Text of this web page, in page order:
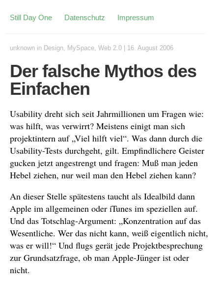
Still Day One Datenschutz Impressum
unknown in Design, MySpace, Web 2.0 16. August 2006
Der falsche Mythos des
Einfachen
Usability dreht sich seit Jahrmillionen um Fragen wie:
was hilft, was verwirrt? Meistens einigt man sich
projektintern auf „Viel hilft viel“. Was dann durch die
Usability-Tests durchgeht, gilt. Empfindlichere Geister
gucken jetzt angestrengt und fragen: Muß man jeden
Hebel ziehen, nur weil man den Hebel ziehen kann?
An dieser Stelle spätestens taucht als Idealbild dann
Apple im allgemeinen oder iTunes im speziellen auf.
Und das Totschlag-Argument: „Konzentration auf das
Wesentliche. Wer das nicht kann, weiß eigentlich nicht,
was er will!“ Und flugs gerät jede Projektbesprechung
zur Grundsatzfrage, ob man Apple-Jünger ist oder
nicht.